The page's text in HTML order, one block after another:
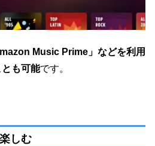
Music Prime」などを利用
も可能です。
しむ